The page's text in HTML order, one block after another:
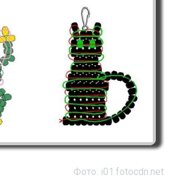
Фото: i01.fotocdn.net